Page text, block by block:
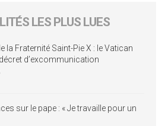
LES PLUS LUES
la Fraternité Saint-Pie X : le Vatican
d’excommunication
sur le pape : « Je travaille pour un